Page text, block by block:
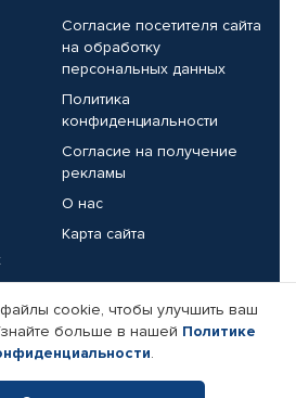
Согласие посетителя сайта
на обработку
персональных данных
Политика
конфиденциальности
Согласие на получение
рекламы
О нас
Карта сайта
Реквизиты компании
cookie, чтобы улучшить ваш
больше в нашей Политике
.